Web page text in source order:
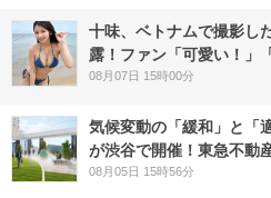
十味、ベトナムで撮影し
露！ファン「可愛い！」
08月07日 15時00分
気候変動の「緩和」と「
が渋谷で開催！東急不動
08月05日 15時56分